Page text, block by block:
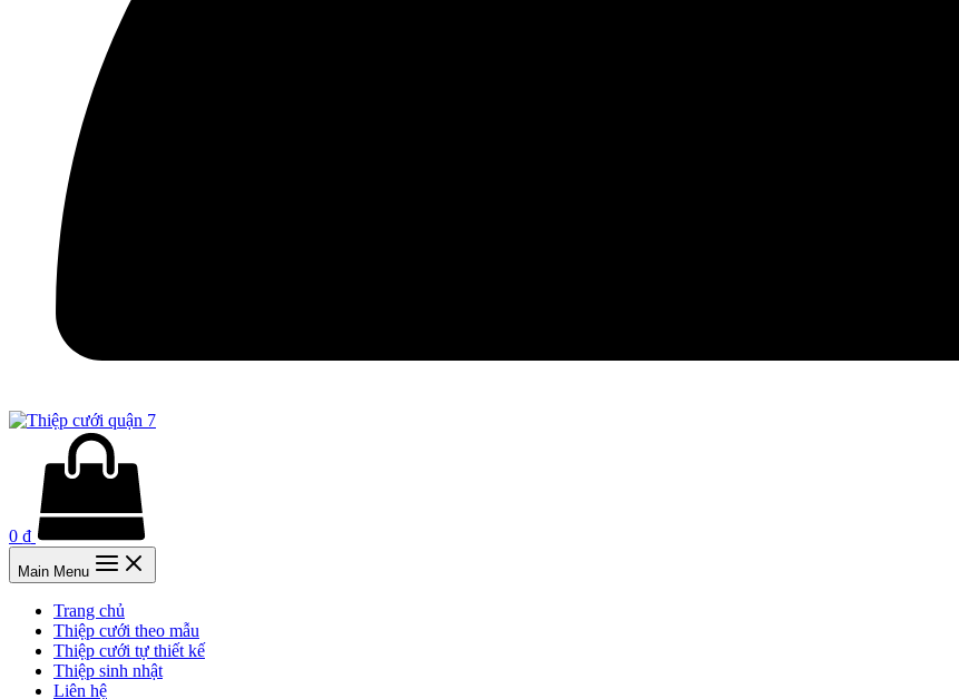
0 ₫
Main Menu
Trang chủ
Thiệp cưới theo mẫu
Thiệp cưới tự thiết kế
Thiệp sinh nhật
Liên hệ